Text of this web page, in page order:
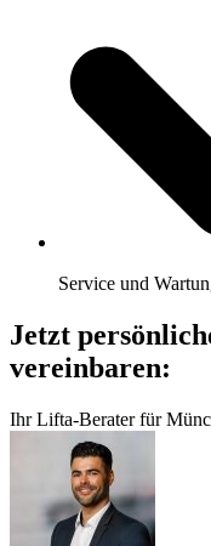
Service und
Jetzt
vereinbaren:
Ihr Lifta-Berater für